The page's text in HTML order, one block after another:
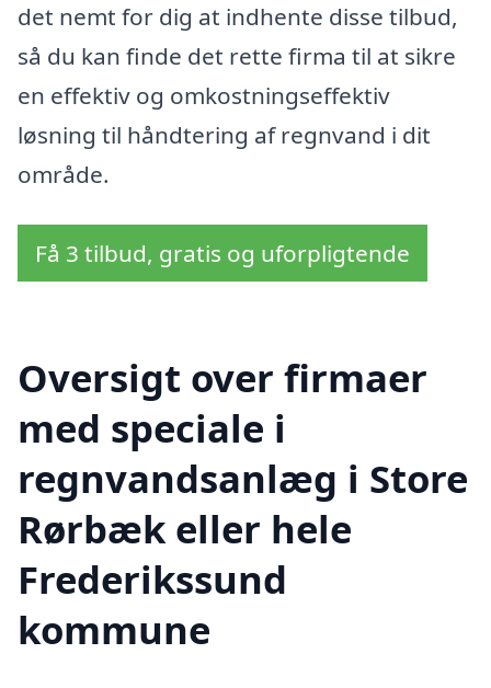
det nemt for dig at indhente disse tilbud,
så du kan finde det rette firma til at sikre
en effektiv og omkostningseffektiv
løsning til håndtering af regnvand i dit
område.
Få 3 tilbud, gratis og uforpligtende
Oversigt over firmaer
med speciale i
regnvandsanlæg i Store
Rørbæk eller hele
Frederikssund
kommune